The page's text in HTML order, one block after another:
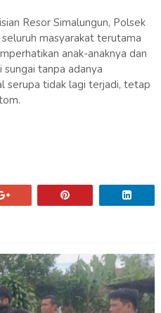
Resor Simalungun, Polsek
masyarakat terutama
anak-anaknya dan
tanpa adanya
serupa tidak lagi terjadi, tetap